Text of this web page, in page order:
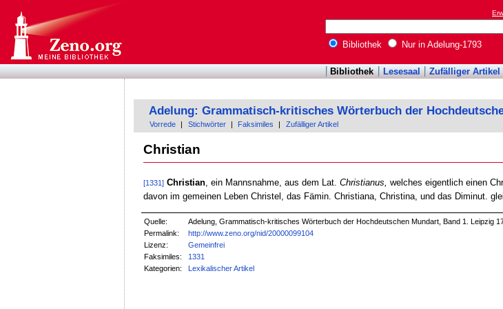
Bibliothek Nur in Adelung-1793
Bibliothek Lesesaal Zufälliger Artikel
Adelung: Grammatisch-kritisches Wörterbuch der
Vorrede Stichwörter Faksimiles Zufälliger Artikel
Christian
[1331] Christian, ein Mannsnahme, aus dem Lat. Christianus, welches eigentlich einen
davon im gemeinen Leben Christel, das Fämin. Christiana, Christina, und das Diminut.
Quelle:
Adelung, Grammatisch-kritisches Wörterbuch der Hochdeutschen Mundart, Band 1. Leipzig
Permalink:
http://www.zeno.org/nid/20000099104
Lizenz:
Gemeinfrei
Faksimiles:
1331
Kategorien:
Lexikalischer Artikel